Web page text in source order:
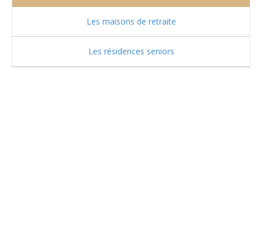
Les maisons de retraite
Les résidences seniors